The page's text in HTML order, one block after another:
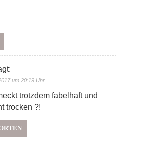
um 20:19 Uhr
trotzdem fabelhaft und
trocken ?!